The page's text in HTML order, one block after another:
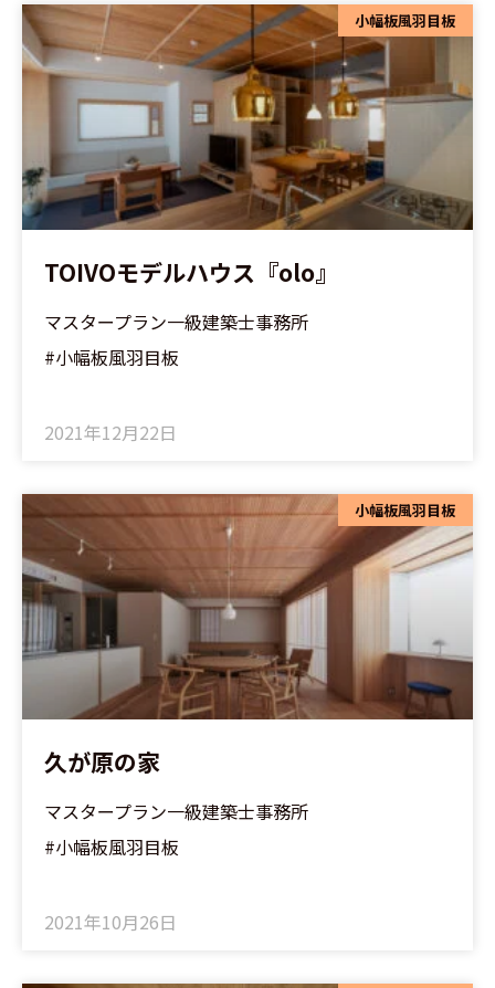
小幅板風羽目板
TOIVOモデルハウス『olo』
マスタープラン一級建築士事務所
#小幅板風羽目板
2021年12月22日
小幅板風羽目板
久が原の家
マスタープラン一級建築士事務所
#小幅板風羽目板
2021年10月26日